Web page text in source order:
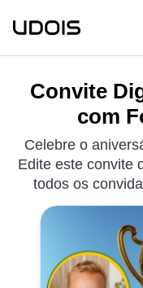
Convite
com
Celebre o
Edite este convite
todos os